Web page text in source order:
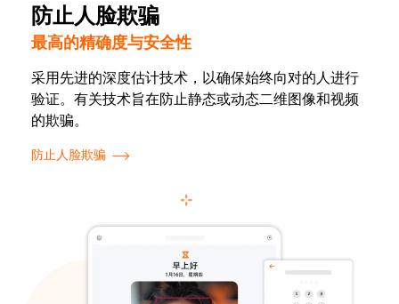
防止人脸欺骗
最高的精确度与安全性
采用先进的深度估计技术，以确保始终向对的人进行
验证。有关技术旨在防止静态或动态二维图像和视频
的欺骗。
防止人脸欺骗